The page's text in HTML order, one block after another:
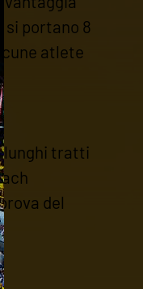
si portano 8
atlete
lunghi tratti
del